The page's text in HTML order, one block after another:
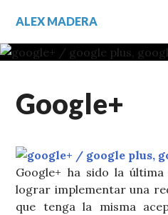
contenido.
ALEX MADERA
Google+
Google+ ha sido la
lograr implementar una
que tenga la misma